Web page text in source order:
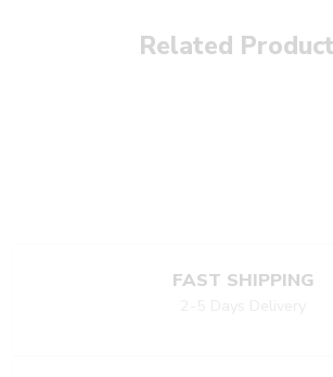
Related
FAST SHIPPING